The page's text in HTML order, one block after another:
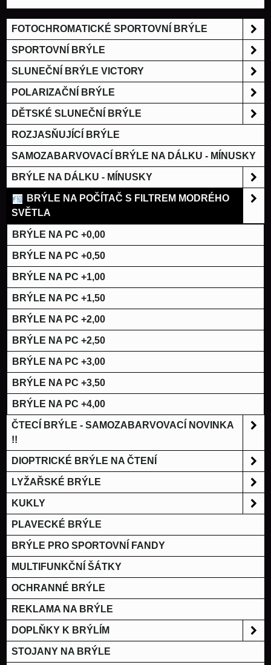
FOTOCHROMATICKÉ SPORTOVNÍ BRÝLE
SPORTOVNÍ BRÝLE
SLUNEČNÍ BRÝLE VICTORY
POLARIZAČNÍ BRÝLE
DĚTSKÉ SLUNEČNÍ BRÝLE
ROZJASŇUJÍCÍ BRÝLE
SAMOZABARVOVACÍ BRÝLE NA DÁLKU - MÍNUSKY
BRÝLE NA DÁLKU - MÍNUSKY
BRÝLE NA POČÍTAČ S FILTREM MODRÉHO
SVĚTLA
BRÝLE NA PC +0,00
BRÝLE NA PC +0,50
BRÝLE NA PC +1,00
BRÝLE NA PC +1,50
BRÝLE NA PC +2,00
BRÝLE NA PC +2,50
BRÝLE NA PC +3,00
BRÝLE NA PC +3,50
BRÝLE NA PC +4,00
ČTECÍ BRÝLE - SAMOZABARVOVACÍ NOVINKA
!!
DIOPTRICKÉ BRÝLE NA ČTENÍ
LYŽAŘSKÉ BRÝLE
KUKLY
PLAVECKÉ BRÝLE
BRÝLE PRO SPORTOVNÍ FANDY
MULTIFUNKČNÍ ŠÁTKY
OCHRANNÉ BRÝLE
REKLAMA NA BRÝLE
DOPLŇKY K BRÝLÍM
STOJANY NA BRÝLE